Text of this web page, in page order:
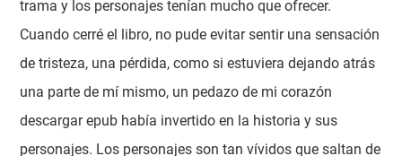
trama y los personajes tenían mucho que ofrecer.
Cuando cerré el libro, no pude evitar sentir una sensación
de tristeza, una pérdida, como si estuviera dejando atrás
una parte de mí mismo, un pedazo de mi corazón
descargar epub había invertido en la historia y sus
personajes. Los personajes son tan vívidos que saltan de